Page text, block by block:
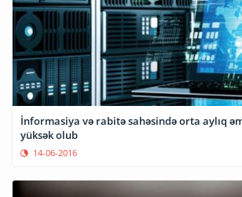
İnformasiya və rabitə sahəsində orta aylıq
yüksək olub
14-06-2016